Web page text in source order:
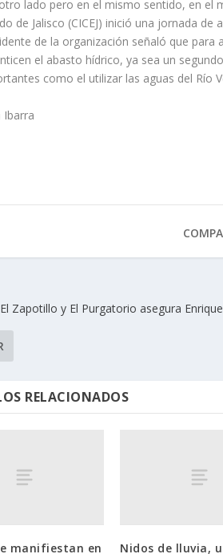
lado pero en el mismo sentido, en el
de Jalisco (CICEJ) inició una jornada
de la organización señaló que
el abasto hídrico, ya sea un
como el utilizar las aguas del Río
Ibarra
Zapotillo y El Purgatorio asegura Enrique
RELACIONADOS
manifiestan en Nidos de lluvia,